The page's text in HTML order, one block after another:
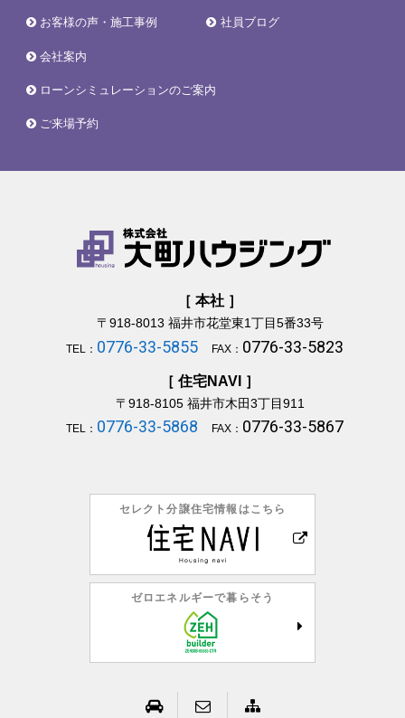
お客様の声・施工事例 社員ブログ
会社案内
ローンシミュレーションのご案内
ご来場予約
［ 本社 ］
〒918-8013 福井市花堂東1丁目5番33号
TEL： 0776-33-5855 FAX： 0776-33-5823
［ 住宅NAVI ］
〒918-8105福井市木田3丁目911
TEL： 0776-33-5868 FAX： 0776-33-5867
セレクト分譲住宅情報はこちら
ゼロエネルギーで暮らそう